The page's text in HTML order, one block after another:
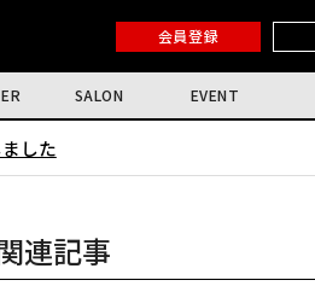
会員登録
SALON EVENT
した
連記事